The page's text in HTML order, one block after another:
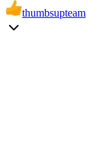
thumbsupteam